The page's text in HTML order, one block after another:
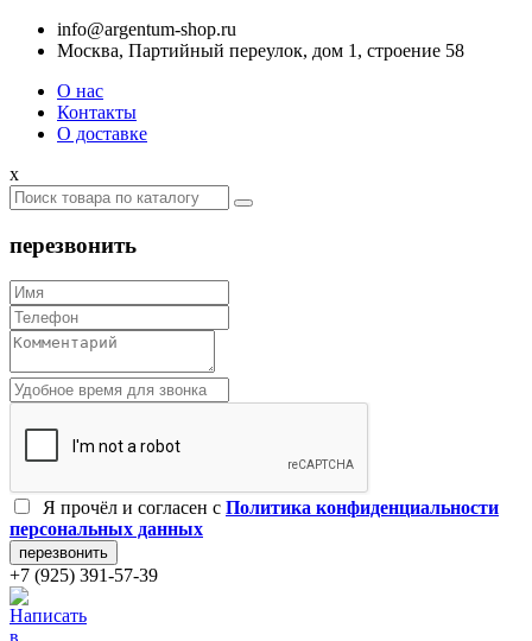
info@argentum-shop.ru
Москва, Партийный переулок, дом 1, строение 58
О нас
Контакты
О доставке
x
перезвонить
Я прочёл и согласен c Политика конфиденциальности
персональных данных
+7 (925) 391-57-39